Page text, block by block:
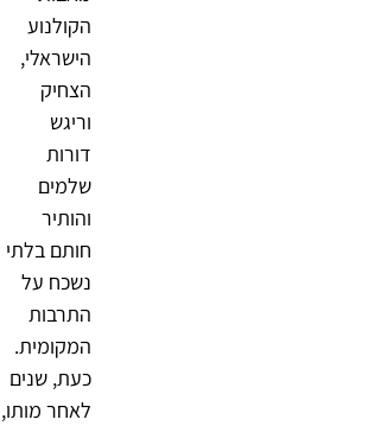
הקולנוע
הישראלי,
הצחיק
וריגש
דורות
שלמים
והותיר
חותם בלתי
נשכח על
התרבות
המקומית.
כעת, שנים
לאחר מותו,